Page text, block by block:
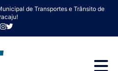
de Transportes e Trânsito de